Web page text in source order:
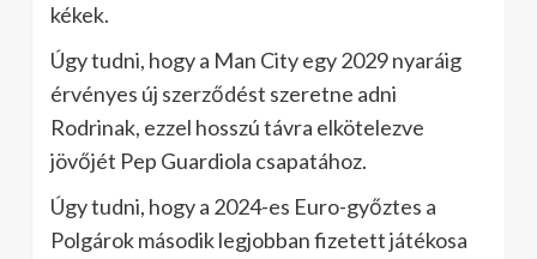
kékek.
Úgy tudni, hogy a Man City egy 2029 nyaráig
érvényes új szerződést szeretne adni
Rodrinak, ezzel hosszú távra elkötelezve
jövőjét Pep Guardiola csapatához.
Úgy tudni, hogy a 2024-es Euro-győztes a
Polgárok második legjobban fizetett játékosa